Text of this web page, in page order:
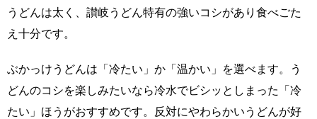
うどんは太く、讃岐うどん特有の強いコシがあり食べごた
え十分です。
ぶかっけうどんは「冷たい」か「温かい」を選べます。う
どんのコシを楽しみたいなら冷水でビシッとしまった「冷
たい」ほうがおすすめです。反対にやわらかいうどんが好